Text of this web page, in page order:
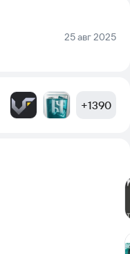
Дата:
25 авг 2025
+1390